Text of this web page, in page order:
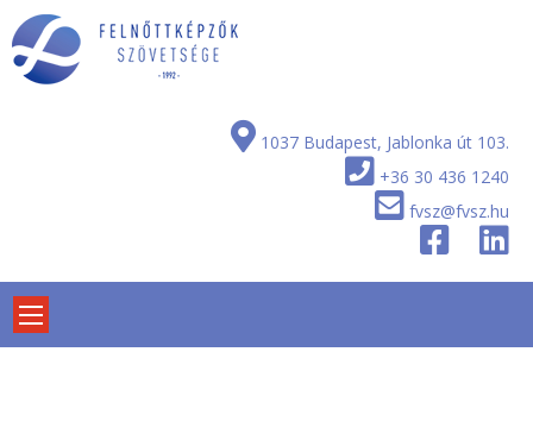
Skip
to
content
1037 Budapest, Jablonka út 103.
+36 30 436 1240
fvsz@fvsz.hu